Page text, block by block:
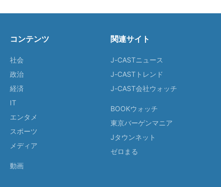
コンテンツ
社会
政治
経済
IT
エンタメ
スポーツ
メディア
動画
関連サイト
J-CASTニュース
J-CASTトレンド
J-CAST会社ウォッチ
BOOKウォッチ
東京バーゲンマニア
Jタウンネット
ゼロまる